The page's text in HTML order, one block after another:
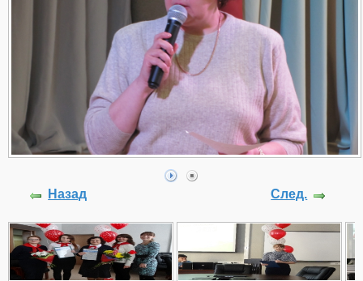
Назад След.